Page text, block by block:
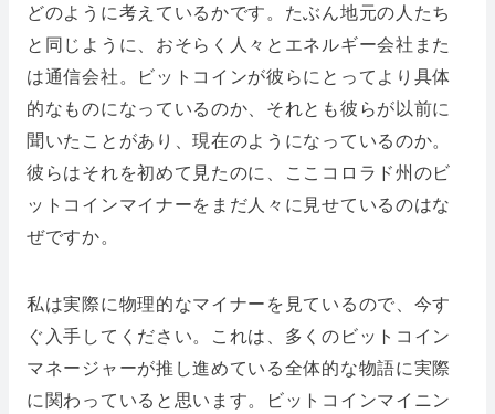
どのように考えているかです。たぶん地元の人たち
と同じように、おそらく人々とエネルギー会社また
は通信会社。ビットコインが彼らにとってより具体
的なものになっているのか、それとも彼らが以前に
聞いたことがあり、現在のようになっているのか。
彼らはそれを初めて見たのに、ここコロラド州のビ
ットコインマイナーをまだ人々に見せているのはな
ぜですか。
私は実際に物理的なマイナーを見ているので、今す
ぐ入手してください。これは、多くのビットコイン
マネージャーが推し進めている全体的な物語に実際
に関わっていると思います。ビットコインマイニン